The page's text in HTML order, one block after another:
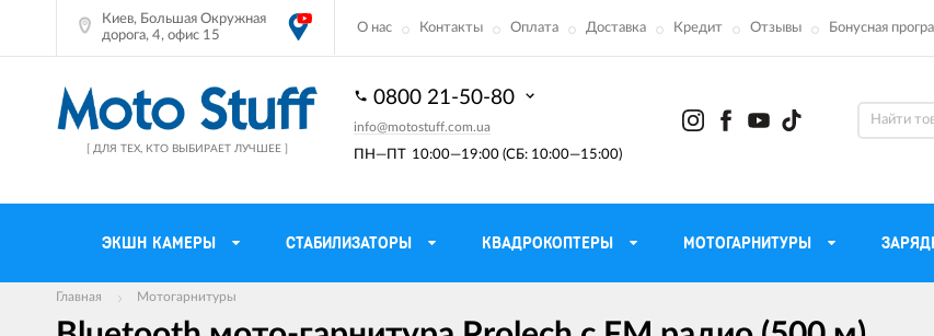
Киев, Большая Окружная
дорога, 4, офис 15
О нас Контакты Оплата Доставка Кредит Отзывы Бонусная
[ ДЛЯ ТЕХ, КТО ВЫБИРАЕТ ЛУЧШЕЕ ] ПН—ПТ 10:00—19:00 (СБ: 10:00—15:00)
0800 21-50-80
info@motostuff.com.ua
ЭКШН КАМЕРЫ СТАБИЛИЗАТОРЫ КВАДРОКОПТЕРЫ МОТОГАРНИТУРЫ
Мотошлемы Держатели телефона
Моторные масла для
Главная Мотогарнитуры